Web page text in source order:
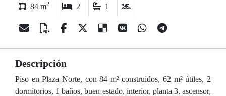
84 m2 2 1
Descripción
Piso en Plaza Norte, con 84 m² construidos, 62 m² útiles, 2
dormitorios, 1 baños, buen estado, interior, planta 3, ascensor,